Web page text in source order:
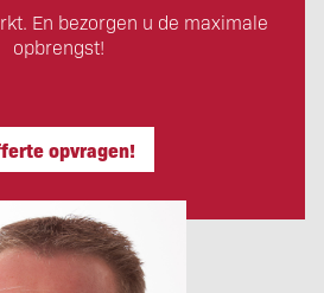
En bezorgen u de maximale
opbrengst!
opvragen!